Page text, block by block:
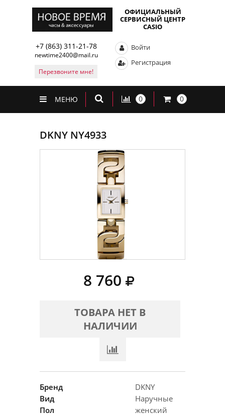
ОФИЦИАЛЬНЫЙ
СЕРВИСНЫЙ ЦЕНТР
CASIO
+7 (863) 311-21-78
newtime2400@mail.ru
Перезвоните мне!
Войти
Регистрация
МЕНЮ 0 0
DKNY NY4933
8 760
ТОВАРА НЕТ В
НАЛИЧИИ
Бренд
DKNY
Вид
Наручные
Пол
женский